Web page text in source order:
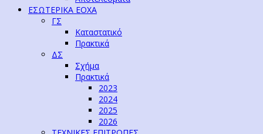
ΕΣΩΤΕΡΙΚΑ ΕΟΧΑ
ΓΣ
Καταστατικό
Πρακτικά
ΔΣ
Σχήμα
Πρακτικά
2023
2024
2025
2026